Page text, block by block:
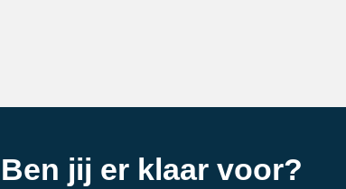
Ben jij er klaar voor?